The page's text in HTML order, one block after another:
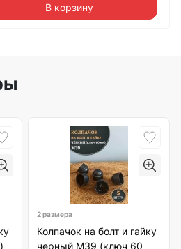
В корзину
2 размера
Колпачок на болт и гайку
черный M39 (ключ 60